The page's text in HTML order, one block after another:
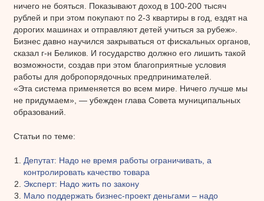
ничего не бояться. Показывают доход в 100-200 тысяч
рублей и при этом покупают по 2-3 квартиры в год, ездят на
дорогих машинах и отправляют детей учиться за рубеж».
Бизнес давно научился закрываться от фискальных органов,
сказал г-н Беликов. И государство должно его лишить такой
возможности, создав при этом благоприятные условия
работы для добропорядочных предпринимателей.
«Эта система применяется во всем мире. Ничего лучше мы
не придумаем», — убежден глава Совета муниципальных
образований.
Статьи по теме:
Депутат: Надо не время работы ограничивать, а
контролировать качество товара
Эксперт: Надо жить по закону
Мало поддержать бизнес-проект деньгами – надо